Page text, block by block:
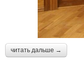
читать дальше →